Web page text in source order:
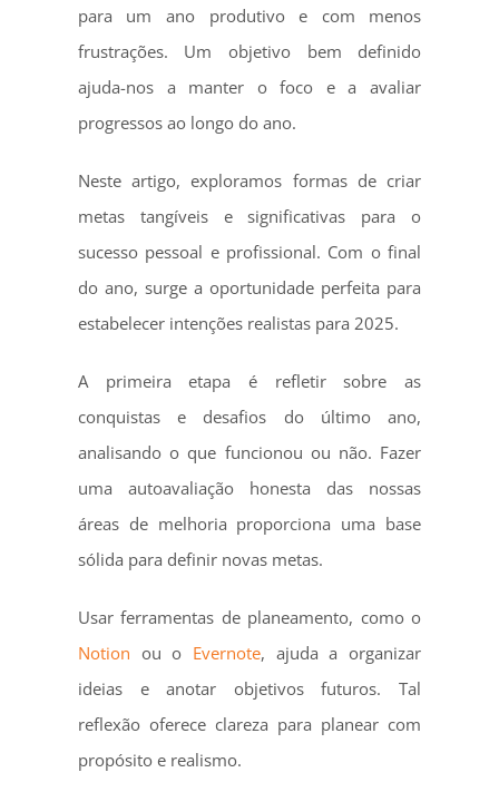
para um ano produtivo e com menos
frustrações. Um objetivo bem definido
ajuda-nos a manter o foco e a avaliar
progressos ao longo do ano.
Neste artigo, exploramos formas de criar
metas tangíveis e significativas para o
sucesso pessoal e profissional. Com o final
do ano, surge a oportunidade perfeita para
estabelecer intenções realistas para 2025.
A primeira etapa é refletir sobre as
conquistas e desafios do último ano,
analisando o que funcionou ou não. Fazer
uma autoavaliação honesta das nossas
áreas de melhoria proporciona uma base
sólida para definir novas metas.
Usar ferramentas de planeamento, como o
Notion ou o Evernote, ajuda a organizar
ideias e anotar objetivos futuros. Tal
reflexão oferece clareza para planear com
propósito e realismo.